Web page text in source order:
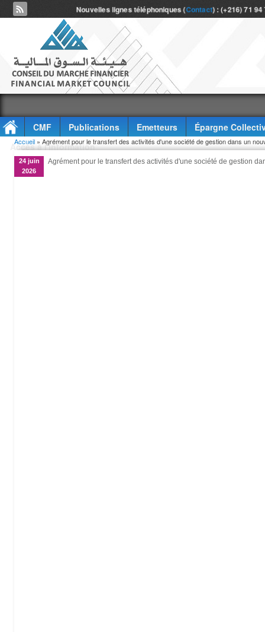
Nouvelles lignes téléphoniques (Contact) : (+216) 71
CMF Publications Emetteurs
Épargne
Accès à l'information
Vous êtes ici
Accueil » Agrément pour le transfert des activités d'une société de gestion dans un
24 juin
2026
Agrément pour le transfert des activités d'une société de gestion